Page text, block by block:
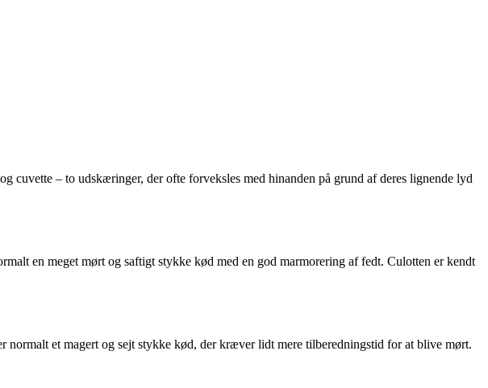
cuvette – to udskæringer, der ofte forveksles med hinanden på grund af deres lignende lyd
en meget mørt og saftigt stykke kød med en god marmorering af fedt. Culotten er kendt
normalt et magert og sejt stykke kød, der kræver lidt mere tilberedningstid for at blive mørt.